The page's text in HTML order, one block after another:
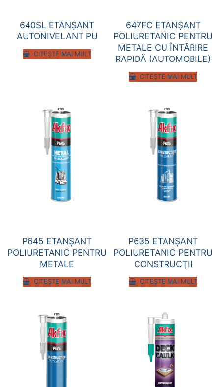
640SL ETANŞANT
AUTONIVELANT PU
CITEȘTE MAI MULT
647FC ETANŞANT
POLIURETANIC PENTRU
METALE CU ÎNTĂRIRE
RAPIDĂ (AUTOMOBILE)
CITEȘTE MAI MULT
P645 ETANŞANT
POLIURETANIC PENTRU
METALE
CITEȘTE MAI MULT
P635 ETANŞANT
POLIURETANIC PENTRU
CONSTRUCŢII
CITEȘTE MAI MULT